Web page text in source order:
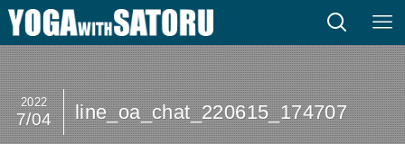
line_oa_chat_220615_174707
2022
7/04